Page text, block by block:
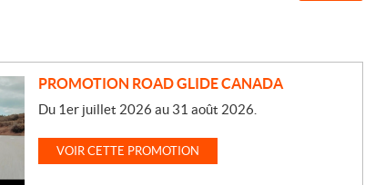
PROMOTION ROAD GLIDE CANADA
Du 1er juillet 2026 au 31 août 2026.
VOIR CETTE PROMOTION